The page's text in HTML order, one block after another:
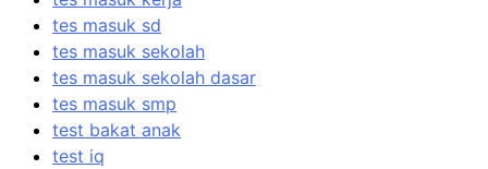
tes masuk sd
tes masuk sekolah
tes masuk sekolah dasar
tes masuk smp
test bakat anak
test iq